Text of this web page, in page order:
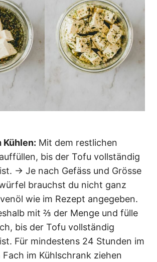
Kühlen: Mit dem restlichen
bis der Tofu vollständig
→ Je nach Gefäss und Grösse
brauchst du nicht ganz
wie im Rezept angegeben.
mit ⅔ der Menge und fülle
bis der Tofu vollständig
Für mindestens 24 Stunden im
im Kühlschrank ziehen